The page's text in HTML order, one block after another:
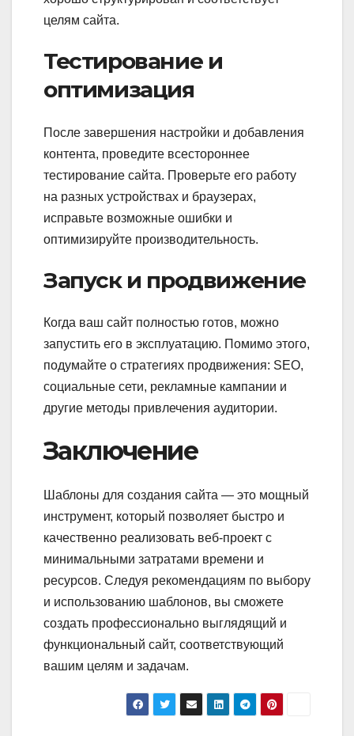
целям сайта.
Тестирование и
оптимизация
После завершения настройки и добавления
контента, проведите всестороннее
тестирование сайта. Проверьте его работу
на разных устройствах и браузерах,
исправьте возможные ошибки и
оптимизируйте производительность.
Запуск и продвижение
Когда ваш сайт полностью готов, можно
запустить его в эксплуатацию. Помимо этого,
подумайте о стратегиях продвижения: SEO,
социальные сети, рекламные кампании и
другие методы привлечения аудитории.
Заключение
Шаблоны для создания сайта — это мощный
инструмент, который позволяет быстро и
качественно реализовать веб-проект с
минимальными затратами времени и
ресурсов. Следуя рекомендациям по выбору
и использованию шаблонов, вы сможете
создать профессионально выглядящий и
функциональный сайт, соответствующий
вашим целям и задачам.